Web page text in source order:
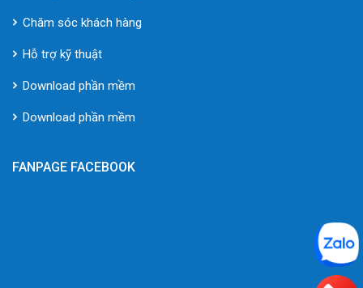
Chăm sóc khách hàng
Hỗ trợ kỹ thuật
Download phần mềm
Download phần mềm
FANPAGE FACEBOOK